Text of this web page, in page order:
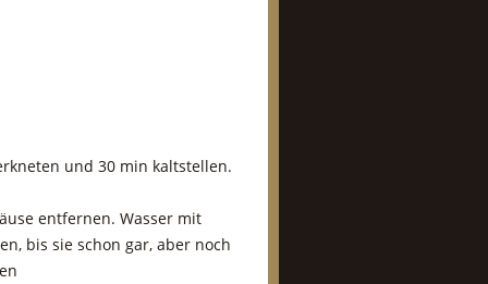
und 30 min kaltstellen.
entfernen. Wasser mit
bis sie schon gar, aber noch